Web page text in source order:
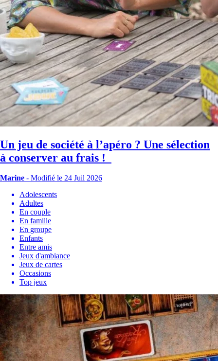
Un jeu de société à l’apéro ? Une sélection
à conserver au frais !
Marine - Modifié le 24 Juil 2026
Adolescents
Adultes
En couple
En famille
En groupe
Enfants
Entre amis
Jeux d'ambiance
Jeux de cartes
Occasions
Top jeux